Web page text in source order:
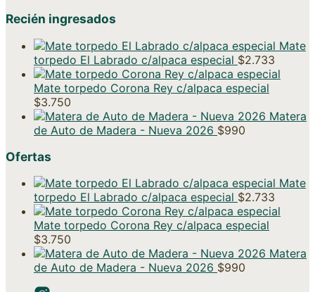
Recién ingresados
Mate
torpedo El Labrado c/alpaca especial $2.733
Mate torpedo Corona Rey c/alpaca especial
$3.750
Matera
de Auto de Madera - Nueva 2026 $990
Ofertas
Mate
torpedo El Labrado c/alpaca especial $2.733
Mate torpedo Corona Rey c/alpaca especial
$3.750
Matera
de Auto de Madera - Nueva 2026 $990